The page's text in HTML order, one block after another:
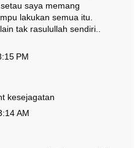
saya memang
lakukan semua itu.
tak rasulullah sendiri..
PM
kesejagatan
AM